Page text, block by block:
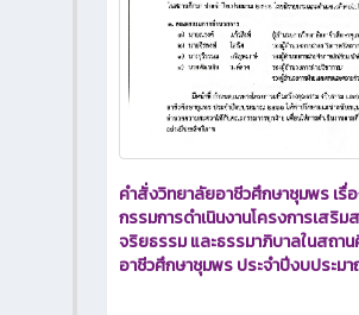
คำสั่งวิทยาลัยอาชีวศึกษาชุมพร เ
กรรมการดำเนินงานโครงการเสริ
จริยธรรม และธรรมาภิบาลในสถา
อาชีวศึกษาชุมพร ประจำปีงบประม